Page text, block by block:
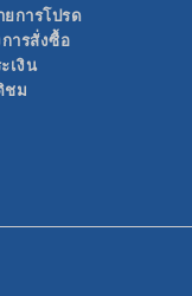
ยการโปรด
ารสั่งซื้อ
เงิน
ชม